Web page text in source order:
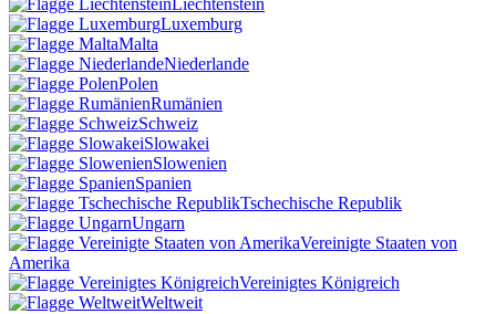
Liechtenstein
Luxemburg
Malta
Niederlande
Polen
Rumänien
Schweiz
Slowakei
Slowenien
Spanien
Tschechische Republik
Ungarn
Vereinigte Staaten von
Amerika
Vereinigtes Königreich
Weltweit